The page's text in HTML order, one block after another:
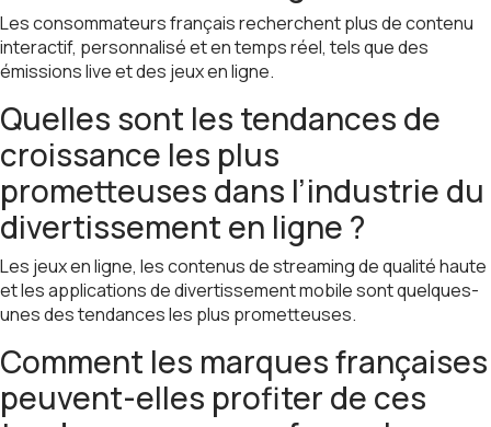
Les consommateurs français recherchent plus de contenu
interactif, personnalisé et en temps réel, tels que des
émissions live et des jeux en ligne.
Quelles sont les tendances de
croissance les plus
prometteuses dans l’industrie du
divertissement en ligne ?
Les jeux en ligne, les contenus de streaming de qualité haute
et les applications de divertissement mobile sont quelques-
unes des tendances les plus prometteuses.
Comment les marques françaises
peuvent-elles profiter de ces